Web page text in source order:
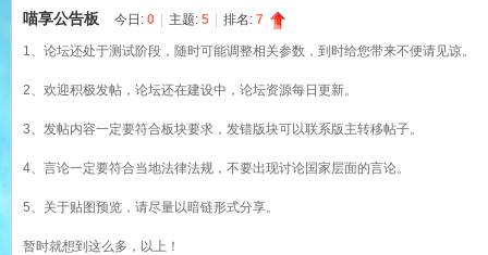
喵享公告板 今日: 0 主题: 5 排名: 7
1、论坛还处于测试阶段，随时可能调整相关参数，到时给您带来不便请见谅。
2、欢迎积极发帖，论坛还在建设中，论坛资源每日更新。
3、发帖内容一定要符合板块要求，发错版块可以联系版主转移帖子。
4、言论一定要符合当地法律法规，不要出现讨论国家层面的言论。
5、关于贴图预览，请尽量以暗链形式分享。
暂时就想到这么多，以上！